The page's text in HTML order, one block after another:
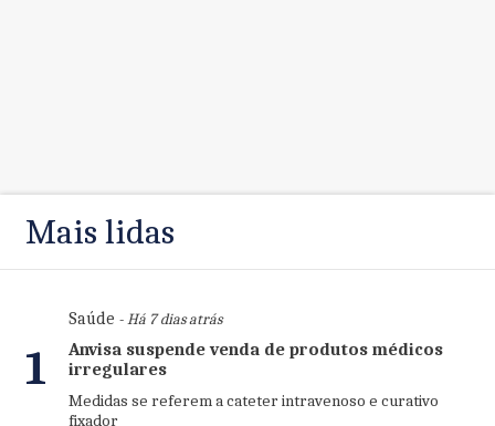
Mais lidas
1
Saúde - Há 7 dias atrás
Anvisa suspende venda de produtos médicos
irregulares
Medidas se referem a cateter intravenoso e curativo
fixador